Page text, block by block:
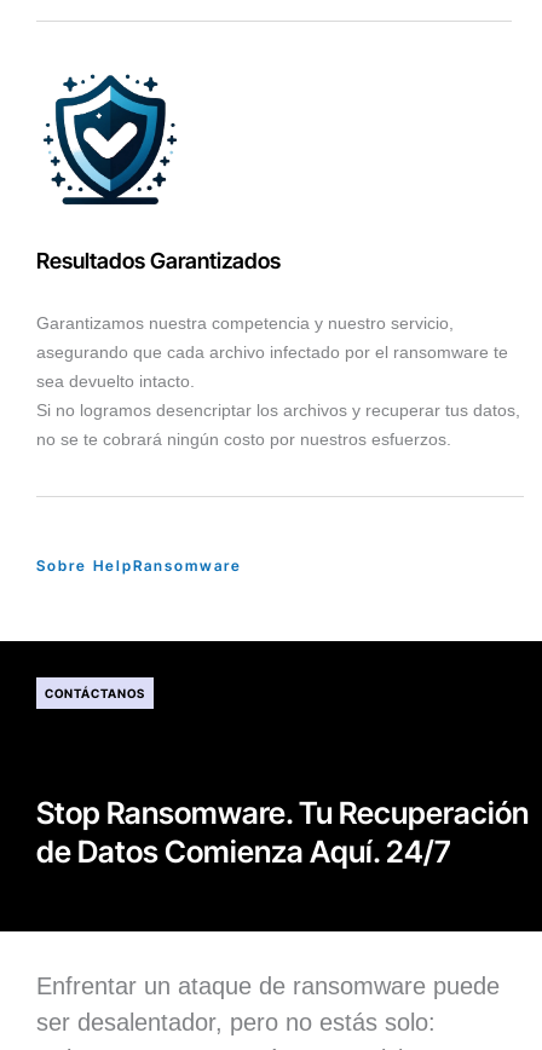
Resultados Garantizados
Garantizamos nuestra competencia y nuestro servicio,
asegurando que cada archivo infectado por el ransomware te
sea devuelto intacto.
Si no logramos desencriptar los archivos y recuperar tus datos,
no se te cobrará ningún costo por nuestros esfuerzos.
Sobre HelpRansomware
CONTÁCTANOS
Stop Ransomware. Tu Recuperación
de Datos Comienza Aquí. 24/7
Enfrentar un ataque de ransomware puede
ser desalentador, pero no estás solo: